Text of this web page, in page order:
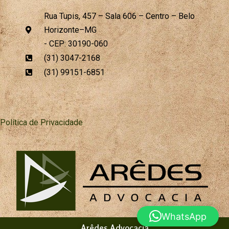
c
e
b
o
o
k
s
t
a
g
r
a
m
o
g
l
e
a
t
s
a
p
p
Rua Tupis, 457 – Sala 606 – Centro – Belo
Horizonte–MG
- CEP: 30190-060
(31) 3047-2168
(31) 99151-6851
Política de Privacidade
WhatsApp